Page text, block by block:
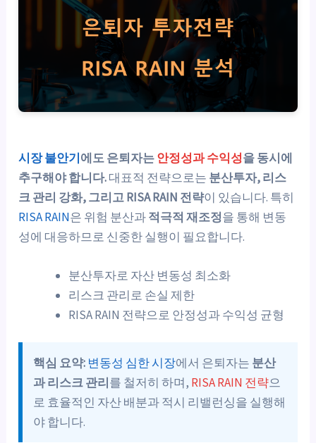
시장 불안기에도 은퇴자는안정성과 수익성을 동시에
추구해야 합니다.대표적 전략으로는 분산투자, 리스
크 관리 강화, 그리고 RISA RAIN 전략이 있습니다. 특히
RISA RAIN은 위험 분산과적극적 재조정을 통해 변동
성에 대응하므로 신중한 실행이 필요합니다.
분산투자로 자산 변동성 최소화
리스크 관리로 손실 제한
RISA RAIN 전략으로 안정성과 수익성 균형
핵심 요약: 변동성 심한 시장에서 은퇴자는 분산
과 리스크 관리를 철저히 하며, RISA RAIN 전략으
로 효율적인 자산 배분과 적시 리밸런싱을 실행해
야 합니다.